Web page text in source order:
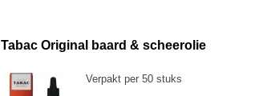
Tabac Original baard & scheerolie
Verpakt per 50 stuks